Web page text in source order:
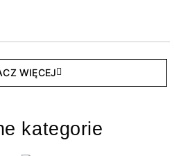
WIĘCEJ
kategorie